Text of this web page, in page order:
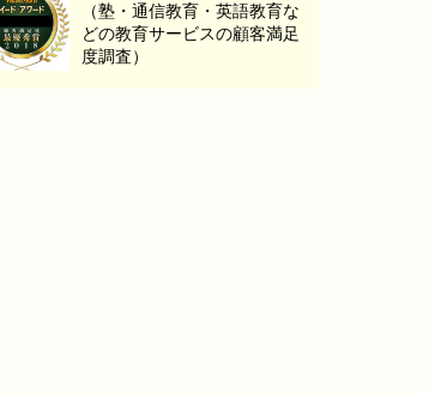
（塾・通信教育・英語教育な
どの教育サービスの顧客満足
度調査）